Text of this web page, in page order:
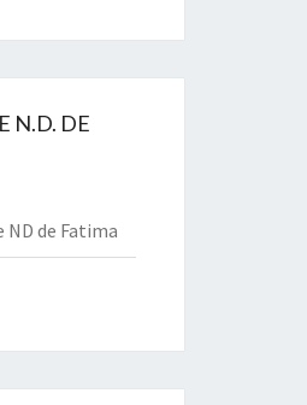
N.D. DE
ND de Fatima